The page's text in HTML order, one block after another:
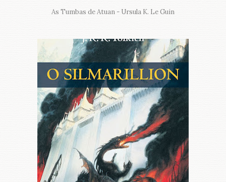
As Tumbas de Atuan - Ursula K. Le Guin